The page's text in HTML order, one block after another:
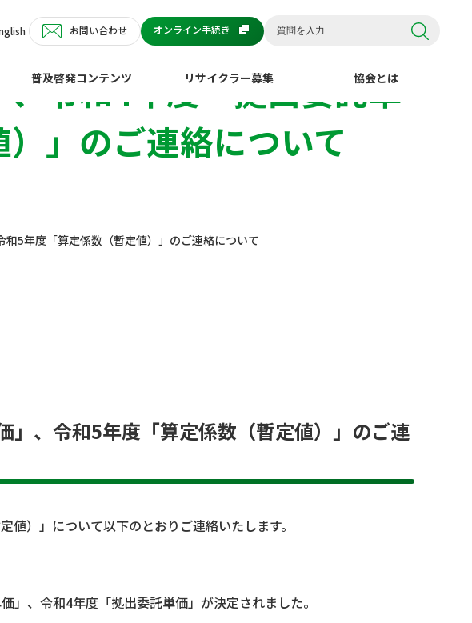
お問い合わせ オンライン手続き
普及啓発コンテンツ リサイクラー募集 協会とは
令和4年度「拠出委託単
」のご連絡について
5年度「算定係数（暫定値）」のご連絡について
、令和5年度「算定係数（暫定値）」のご連
）」について以下のとおりご連絡いたします。
、令和4年度「拠出委託単価」が決定されました。